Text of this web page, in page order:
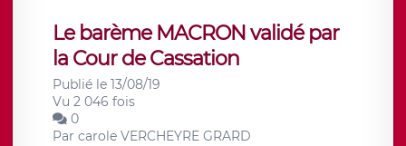
Le barème MACRON validé par
la Cour de Cassation
Publié le 13/08/19
Vu 2 046 fois
0
Par carole VERCHEYRE GRARD